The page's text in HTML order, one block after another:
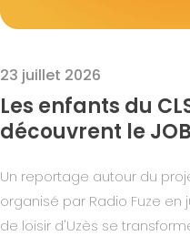
23 juillet 2026
Les enfants du
découvrent le
Un reportage autour du
organisé par Radio Fuze en
de loisir d'Uzès se